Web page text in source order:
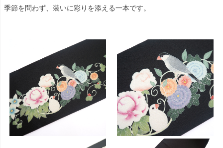
季節を問わず、装いに彩りを添える一本です。